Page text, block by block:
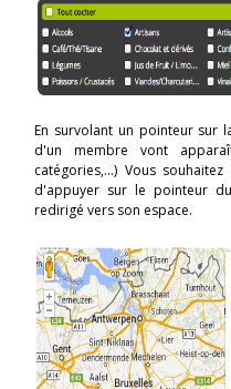
En survolant un pointeur sur
d'un membre vont
catégories,...) Vous
d'appuyer sur le pointeur
redirigé vers son espace.